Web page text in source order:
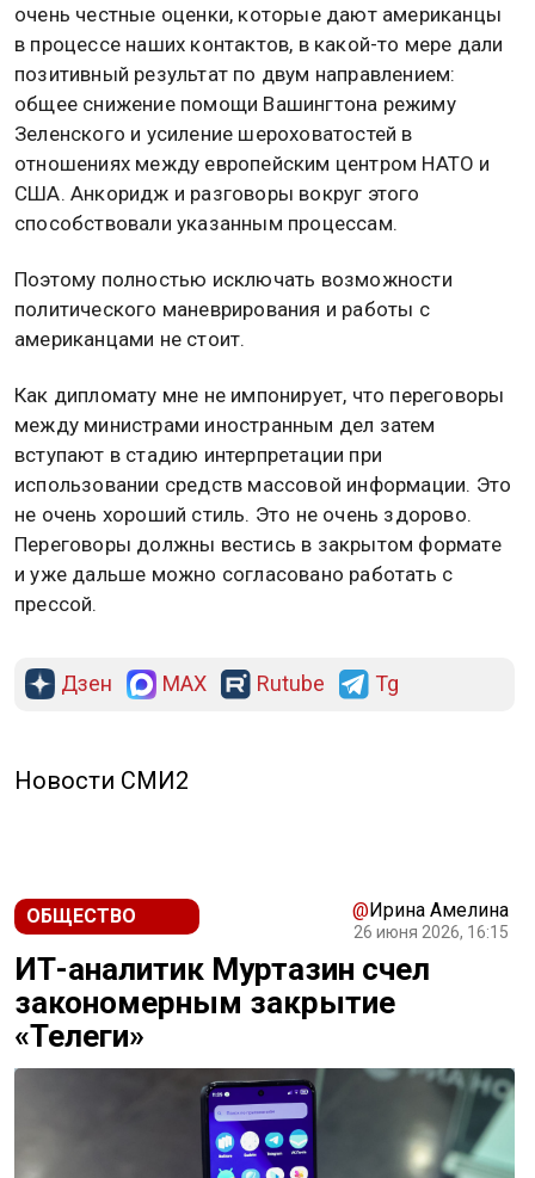
очень честные оценки, которые дают американцы
в процессе наших контактов, в какой-то мере дали
позитивный результат по двум направлением:
общее снижение помощи Вашингтона режиму
Зеленского и усиление шероховатостей в
отношениях между европейским центром НАТО и
США. Анкоридж и разговоры вокруг этого
способствовали указанным процессам.
Поэтому полностью исключать возможности
политического маневрирования и работы с
американцами не стоит.
Как дипломату мне не импонирует, что переговоры
между министрами иностранным дел затем
вступают в стадию интерпретации при
использовании средств массовой информации. Это
не очень хороший стиль. Это не очень здорово.
Переговоры должны вестись в закрытом формате
и уже дальше можно согласовано работать с
прессой.
Дзен MAX Rutube Tg
Новости СМИ2
ОБЩЕСТВО @Ирина Амелина
26 июня 2026, 16:15
ИТ-аналитик Муртазин счел
закономерным закрытие
«Телеги»